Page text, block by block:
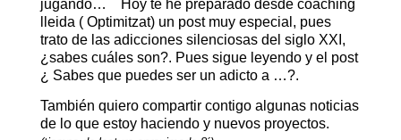
jugando… Hoy te he preparado desde coaching
lleida ( Optimitzat) un post muy especial, pues
trato de las adicciones silenciosas del siglo XXI,
¿sabes cuáles son?. Pues sigue leyendo y el post
¿ Sabes que puedes ser un adicto a …?.
También quiero compartir contigo algunas noticias
de lo que estoy haciendo y nuevos proyectos.